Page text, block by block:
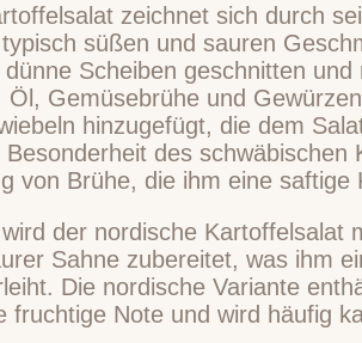
zeichnet sich durch
süßen und sauren
Scheiben geschnitten und
Öl, Gemüsebrühe und
hinzugefügt, die dem
des schwäbischen
von Brühe, die ihm eine saftige
der nordische Kartoffelsalat
Sahne zubereitet, was ihm
Die nordische Variante
fruchtige Note und wird häufig